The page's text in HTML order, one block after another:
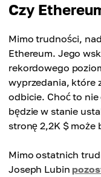
Czy
Mimo trudności,
Ethereum. Jego
rekordowego
wyprzedania, które
odbicie. Choć to
będzie w stanie
stronę 2,2K $ może
Mimo ostatnich
Joseph Lubin